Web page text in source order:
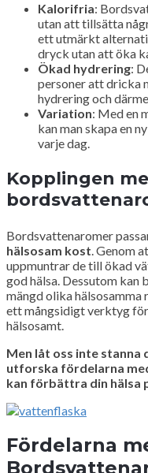
Kalorifria:
utan att tillsätta
ett utmärkt
dryck utan att öka
Ökad hydrering:
personer att dricka
hydrering och
Variation: Med en
kan man skapa en
varje dag.
Kopplingen
Bordsvattenaromer
hälsosam kost. Genom
uppmuntrar de till ökad
god hälsa. Dessutom kan
mängd olika
ett mångsidigt verktyg
hälsosamt.
Men låt oss inte stanna
utforska fördelarna
kan förbättra din hälsa
Fördelarna